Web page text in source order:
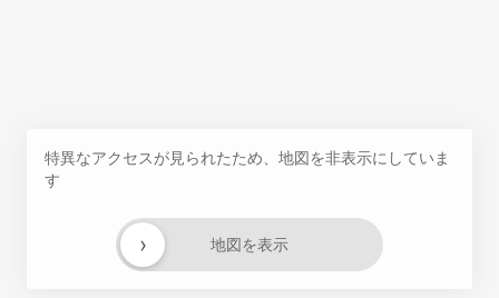
特異なアクセスが見られたため、地図を非表示にしていま
す
地図を表示
›